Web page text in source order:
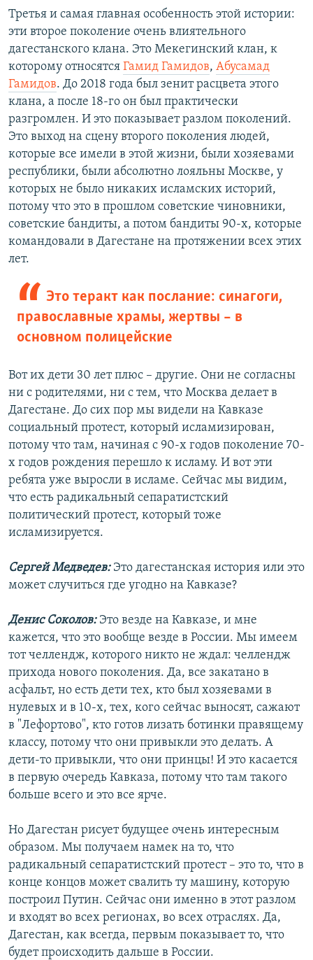
Третья и самая главная особенность этой истории:
эти второе поколение очень влиятельного
дагестанского клана. Это Мекегинский клан, к
которому относятся Гамид Гамидов, Абусамад
Гамидов. До 2018 года был зенит расцвета этого
клана, а после 18-го он был практически
разгромлен. И это показывает разлом поколений.
Это выход на сцену второго поколения людей,
которые все имели в этой жизни, были хозяевами
республики, были абсолютно лояльны Москве, у
которых не было никаких исламских историй,
потому что это в прошлом советские чиновники,
советские бандиты, а потом бандиты 90-х, которые
командовали в Дагестане на протяжении всех этих
лет.
Это теракт как послание: синагоги,
православные храмы, жертвы – в
основном полицейские
Вот их дети 30 лет плюс – другие. Они не согласны
ни с родителями, ни с тем, что Москва делает в
Дагестане. До сих пор мы видели на Кавказе
социальный протест, который исламизирован,
потому что там, начиная с 90-х годов поколение 70-
х годов рождения перешло к исламу. И вот эти
ребята уже выросли в исламе. Сейчас мы видим,
что есть радикальный сепаратистский
политический протест, который тоже
исламизируется.
Сергей Медведев:Это дагестанская история или это
может случиться где угодно на Кавказе?
Денис Соколов:Это везде на Кавказе, и мне
кажется, что это вообще везде в России. Мы имеем
тот челлендж, которого никто не ждал: челлендж
прихода нового поколения. Да, все закатано в
асфальт, но есть дети тех, кто был хозяевами в
нулевых и в 10-х, тех, кого сейчас выносят, сажают
в "Лефортово", кто готов лизать ботинки правящему
классу, потому что они привыкли это делать. А
дети-то привыкли, что они принцы! И это касается
в первую очередь Кавказа, потому что там такого
больше всего и это все ярче.
Но Дагестан рисует будущее очень интересным
образом. Мы получаем намек на то, что
радикальный сепаратистский протест – это то, что в
конце концов может свалить ту машину, которую
построил Путин. Сейчас они именно в этот разлом
и входят во всех регионах, во всех отраслях. Да,
Дагестан, как всегда, первым показывает то, что
будет происходить дальше в России.